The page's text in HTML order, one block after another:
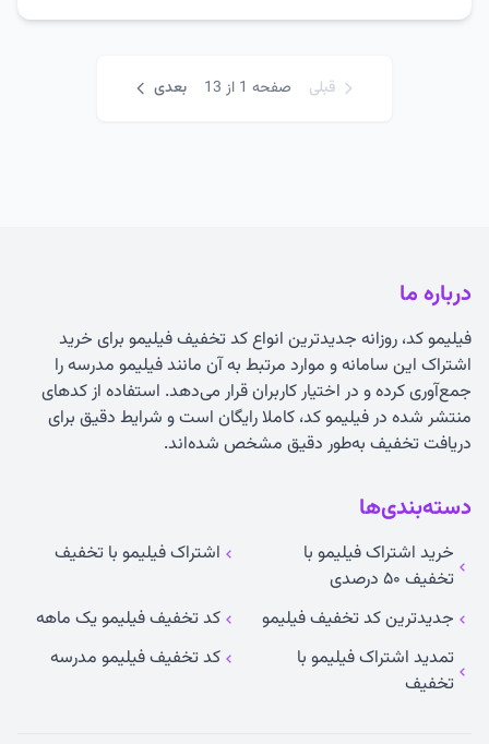
قبلی صفحه 1 از 13 بعدی
درباره ما
فیلیمو کد، روزانه جدیدترین انواعکد تخفیف فیلیمو برای خرید
اشتراک این سامانه و موارد مرتبط به آن مانند فیلیمو مدرسه را
جمع‌آوری کرده و در اختیار کاربران قرار می‌دهد. استفاده از کدهای
منتشر شده در فیلیمو کد، کاملا رایگان است و شرایط دقیق برای
دریافت تخفیف به‌طور دقیق مشخص شده‌اند.
دسته‌بندی‌ها
خرید اشتراک فیلیمو با
تخفیف ۵۰ درصدی
اشتراک فیلیمو با تخفیف
جدیدترین کد تخفیف فیلیمو
کد تخفیف فیلیمو یک ماهه
تمدید اشتراک فیلیمو با
تخفیف
کد تخفیف فیلیمو مدرسه